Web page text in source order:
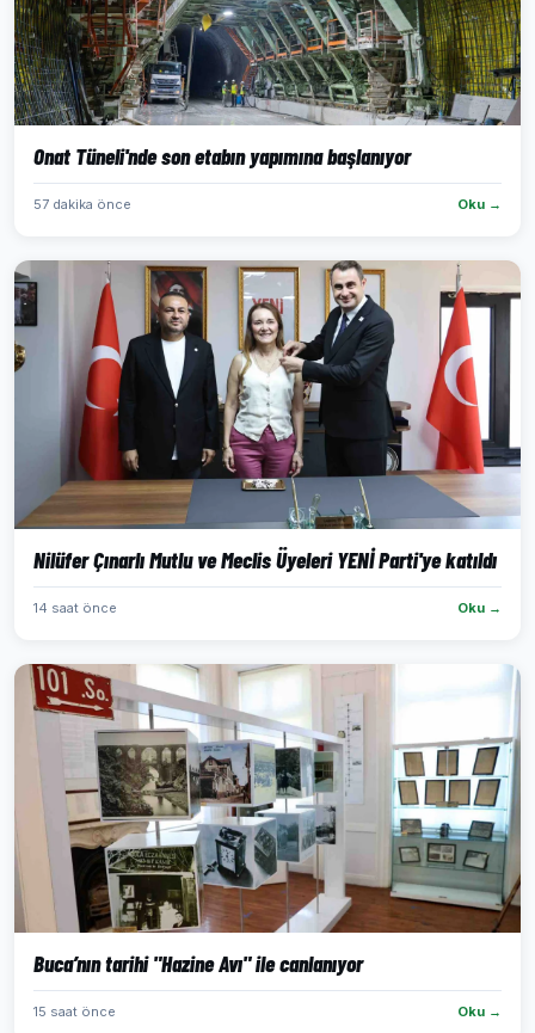
Onat Tüneli'nde son etabın yapımına başlanıyor
57 dakika önce Oku →
Nilüfer Çınarlı Mutlu ve Meclis Üyeleri YENİ Parti'ye katıldı
14 saat önce Oku →
Buca’nın tarihi "Hazine Avı" ile canlanıyor
15 saat önce Oku →